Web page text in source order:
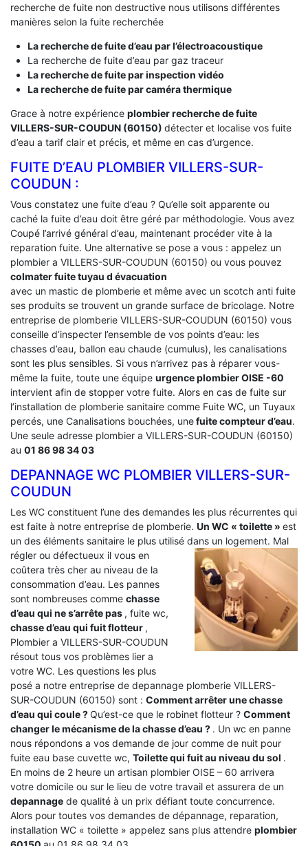
recherche de fuite non destructive nous utilisons différentes
manières selon la fuite recherchée
La recherche de fuite d’eau par l’électroacoustique
La recherche de fuite d’eau par gaz traceur
La recherche de fuite par inspection vidéo
La recherche de fuite par caméra thermique
Grace à notre expérience plombier recherche de fuite
VILLERS-SUR-COUDUN (60150) détecter et localise vos fuite
d’eau a tarif clair et précis, et même en cas d’urgence.
FUITE D’EAU PLOMBIER VILLERS-SUR-
COUDUN :
Vous constatez une fuite d’eau ? Qu’elle soit apparente ou
caché la fuite d’eau doit être géré par méthodologie. Vous avez
Coupé l’arrivé général d’eau, maintenant procéder vite à la
reparation fuite. Une alternative se pose a vous : appelez un
plombier a VILLERS-SUR-COUDUN (60150) ou vous pouvez
colmater fuite tuyau d évacuation
avec un mastic de plomberie et même avec un scotch anti fuite
ses produits se trouvent un grande surface de bricolage. Notre
entreprise de plomberie VILLERS-SUR-COUDUN (60150) vous
conseille d’inspecter l’ensemble de vos points d’eau: les
chasses d’eau, ballon eau chaude (cumulus), les canalisations
sont les plus sensibles. Si vous n’arrivez pas à réparer vous-
même la fuite, toute une équipe urgence plombier OISE -60
intervient afin de stopper votre fuite. Alors en cas de fuite sur
l’installation de plomberie sanitaire comme Fuite WC, un Tuyaux
percés, une Canalisations bouchées, unefuite compteur d’eau.
Une seule adresse plombier a VILLERS-SUR-COUDUN (60150)
au 01 86 98 34 03
DEPANNAGE WC PLOMBIER VILLERS-SUR-
COUDUN
Les WC constituent l’une des demandes les plus récurrentes qui
est faite à notre entreprise de plomberie. Un WC « toilette » est
un des éléments sanitaire le plus utilisé dans un logement. Mal
régler ou défectueux il vous en
coûtera très cher au niveau de la
consommation d’eau. Les pannes
sont nombreuses comme chasse
d’eau qui ne s’arrête pas , fuite wc,
chasse d’eau qui fuit flotteur ,
Plombier a VILLERS-SUR-COUDUN
résout tous vos problèmes lier a
votre WC. Les questions les plus
posé a notre entreprise de depannage plomberie VILLERS-
SUR-COUDUN (60150) sont : Comment arrêter une chasse
d’eau qui coule ?Qu’est-ce que le robinet flotteur ? Comment
changer le mécanisme de la chasse d’eau ? . Un wc en panne
nous répondons a vos demande de jour comme de nuit pour
fuite eau base cuvette wc, Toilette qui fuit au niveau du sol .
En moins de 2 heure un artisan plombier OISE – 60 arrivera
votre domicile ou sur le lieu de votre travail et assurera de un
depannage de qualité à un prix défiant toute concurrence.
Alors pour toutes vos demandes de dépannage, reparation,
installation WC « toilette » appelez sans plus attendre plombier